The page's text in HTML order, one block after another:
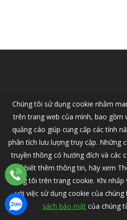
© 2026 VOLVO CAR HANOI - Nhà Phân
Tại Việt Nam.
Chúng tôi sử dụng cookie nhằm
trên trang web của mình, bao gồm
quảng cáo giúp cung cấp các tính
phân tích lưu lượng truy cập. Những
truyền thông có hướng đích và các
Để biết thêm thông tin, hãy xem
chúng tôi trên trang cookie. Khi
với việc sử dụng cookie của chúng
sách bảo mật của chúng